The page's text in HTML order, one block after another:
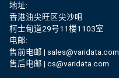
地址:
香港油尖旺区尖沙咀
柯士甸道29号11楼1103室
电邮:
售前电邮 | sales@varidata.com
售后电邮 | cs@varidata.com